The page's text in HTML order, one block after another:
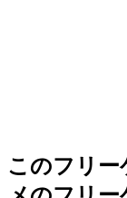
このフリー